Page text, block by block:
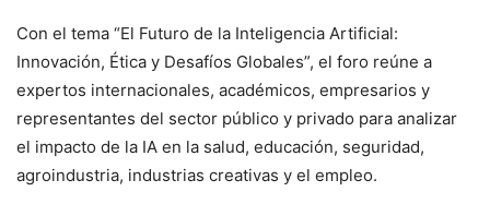
Con el tema “El Futuro de la Inteligencia Artificial:
Innovación, Ética y Desafíos Globales”, el foro reúne a
expertos internacionales, académicos, empresarios y
representantes del sector público y privado para analizar
el impacto de la IA en la salud, educación, seguridad,
agroindustria, industrias creativas y el empleo.